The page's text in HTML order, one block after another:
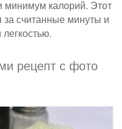
минимум калорий. Этот
за считанные минуты и
рецепт с фото